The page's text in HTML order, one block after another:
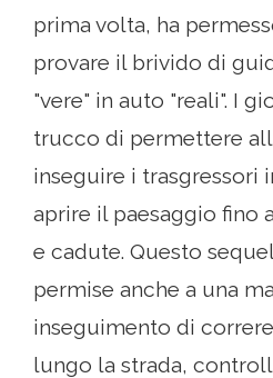
prima volta, ha
provare il brivido di
"vere" in auto "reali". I
trucco di permettere
inseguire i trasgressori
aprire il paesaggio fino
e cadute. Questo
permise anche a una
inseguimento di
lungo la strada,